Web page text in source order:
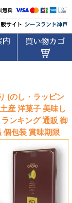
(のし・ラッピン
産 洋菓子 美味し
ンキング 通販 御
個包装 賞味期限